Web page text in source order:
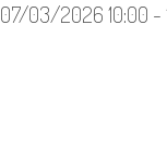
07/03/2026 10:00